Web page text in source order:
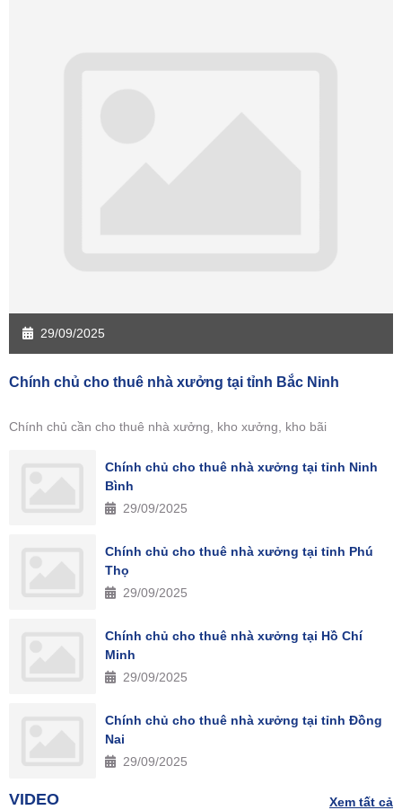
29/09/2025
Chính chủ cho thuê nhà xưởng tại tỉnh Bắc Ninh
Chính chủ cần cho thuê nhà xưởng, kho xưởng, kho bãi
Chính chủ cho thuê nhà xưởng tại tỉnh Ninh
Bình
29/09/2025
Chính chủ cho thuê nhà xưởng tại tỉnh Phú
Thọ
29/09/2025
Chính chủ cho thuê nhà xưởng tại Hồ Chí
Minh
29/09/2025
Chính chủ cho thuê nhà xưởng tại tỉnh Đồng
Nai
29/09/2025
VIDEO Xem tất cả